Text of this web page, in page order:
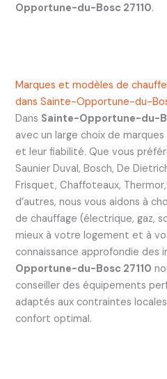
Opportune-du-Bosc 27110.
Marques et modèles de
dans Sainte-Opportune-du-
Dans Sainte-Opportune-du-
avec un large choix de
et leur fiabilité. Que vous
Saunier Duval, Bosch, De
Frisquet, Chaffoteaux,
d’autres, nous vous aidons à
de chauffage (électrique, gaz,
mieux à votre logement et à
connaissance approfondie des
Opportune-du-Bosc 27110
conseiller des équipements
adaptés aux contraintes
confort optimal.